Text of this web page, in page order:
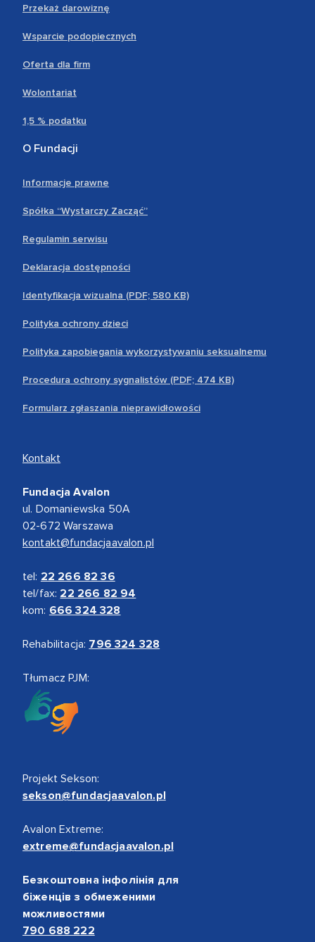
Przekaż darowiznę
Wsparcie podopiecznych
Oferta dla firm
Wolontariat
1,5 % podatku
O Fundacji
Informacje prawne
Spółka “Wystarczy Zacząć”
Regulamin serwisu
Deklaracja dostępności
Identyfikacja wizualna (PDF; 580 KB)
Polityka ochrony dzieci
Polityka zapobiegania wykorzystywaniu seksualnemu
Procedura ochrony sygnalistów (PDF; 474 KB)
Formularz zgłaszania nieprawidłowości
Kontakt
Fundacja Avalon
ul. Domaniewska 50A
02-672 Warszawa
kontakt@fundacjaavalon.pl
tel: 22 266 82 36
tel/fax: 22 266 82 94
kom: 666 324 328
Rehabilitacja: 796 324 328
Tłumacz PJM:
Projekt Sekson:
sekson@fundacjaavalon.pl
Avalon Extreme:
extreme@fundacjaavalon.pl
Безкоштовна інфолінія для
біженців з обмеженими
можливостями
790 688 222